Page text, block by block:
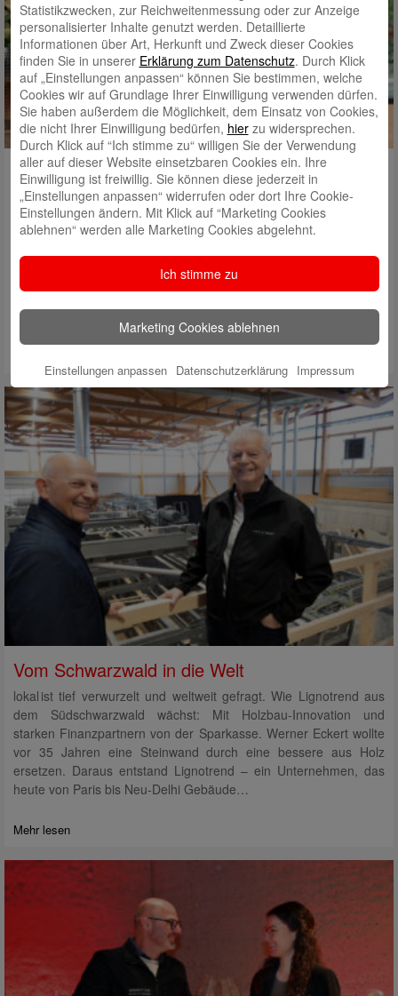
Heimvorteil: Die Sparkasse und der ländliche
Raum
lokal ist immer dabei. Die Zukunft unserer Region liegt auch auf
dem Land. Hier findet Wachstum statt, hier trifft Tradition auf
unternehmerischen Mut. Die Sparkasse Freiburg-Nördlicher
Breisgau ist ein verlässlicher Partner landwirtschaftlicher und
handwerklicher Betriebe. Rinder, Holzbau oder Wein: Die
Sparkasse ist Partner der Betriebe, die unsere…
Vom Schwarzwald in die Welt
lokal ist tief verwurzelt und weltweit gefragt. Wie Lignotrend aus
dem Südschwarzwald wächst: Mit Holzbau-Innovation und
starken Finanzpartnern von der Sparkasse. Werner Eckert wollte
vor 35 Jahren eine Steinwand durch eine bessere aus Holz
ersetzen. Daraus entstand Lignotrend – ein Unternehmen, das
heute von Paris bis Neu-Delhi Gebäude…
Mehr lesen
Statistikzwecken, zur Reichweitenmessung oder zur Anzeige
personalisierter Inhalte genutzt werden. Detaillierte
Informationen über Art, Herkunft und Zweck dieser Cookies
finden Sie in unserer Erklärung zum Datenschutz. Durch Klick
auf „Einstellungen anpassen“ können Sie bestimmen, welche
Cookies wir auf Grundlage Ihrer Einwilligung verwenden dürfen.
Sie haben außerdem die Möglichkeit, dem Einsatz von Cookies,
die nicht Ihrer Einwilligung bedürfen, hierzu widersprechen.
Durch Klick auf “Ich stimme zu“ willigen Sie der Verwendung
aller auf dieser Website einsetzbaren Cookies ein. Ihre
Einwilligung ist freiwillig. Sie können diese jederzeit in
„Einstellungen anpassen“ widerrufen oder dort Ihre Cookie-
Einstellungen ändern. Mit Klick auf “Marketing Cookies
ablehnen“ werden alle Marketing Cookies abgelehnt.
Ich stimme zu
Marketing Cookies ablehnen
Einstellungen anpassen Datenschutzerklärung Impressum